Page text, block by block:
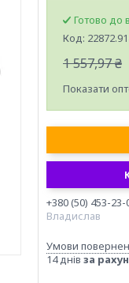
Готово до
Код:
1 557,97 ₴
Показати
+380 (50) 453-23-
Владислав
14 днів за